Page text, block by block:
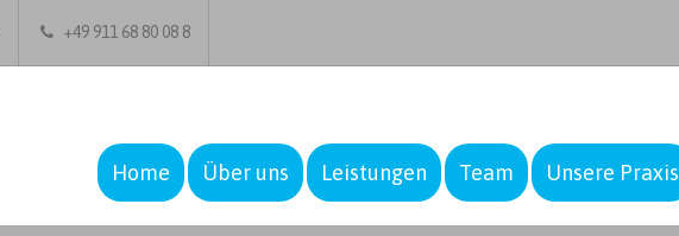
+49 911 68 80 08 8
Home Über uns Leistungen Team Unsere Praxis